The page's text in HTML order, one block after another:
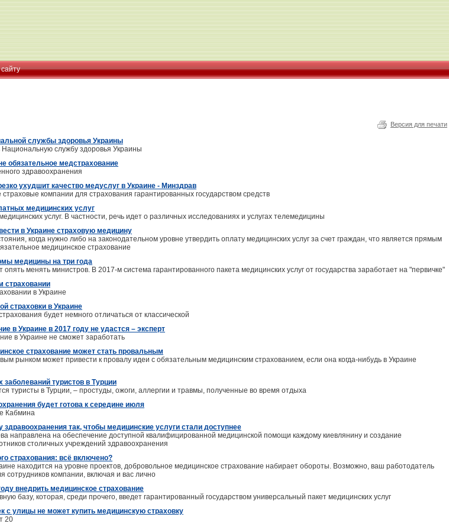
Версия для печати
службы здоровья Украины
службу здоровья Украины
обязательное медстрахование
здравоохранения
ухудшит качество медуслуг в Украине - Минздрав
компании для страхования гарантированных государством средств
медицинских услуг
услуг. В частности, речь идет о различных исследованиях и услугах телемедицины
в Украине страховую медицину
когда нужно либо на законодательном уровне утвердить оплату медицинских услуг за счет граждан, что является прямым
медицинское страхование
медицины на три года
менять министров. В 2017-м система гарантированного пакета медицинских услуг от государства заработает на "первичке"
страховании
в Украине
страховки в Украине
будет немного отличаться от классической
в Украине в 2017 году не удастся – эксперт
в Украине не сможет заработать
страхование может стать провальным
рынком может привести к провалу идеи с обязательным медицинским страхованием, если она когда-нибудь в Украине
туристов в Турции
туристы в Турции, – простуды, ожоги, аллергии и травмы, полученные во время отдыха
будет готова к середине июля
Кабмина
здравоохранения так, чтобы медицинские услуги стали доступнее
направлена на обеспечение доступной квалифицированной медицинской помощи каждому киевлянину и создание
столичных учреждений здравоохранения
страхования: всё включено?
находится на уровне проектов, добровольное медицинское страхование набирает обороты. Возможно, ваш работодатель
сотрудников компании, включая и вас лично
внедрить медицинское страхование
базу, которая, среди прочего, введет гарантированный государством универсальный пакет медицинских услуг
с улицы не может купить медицинскую страховку
20